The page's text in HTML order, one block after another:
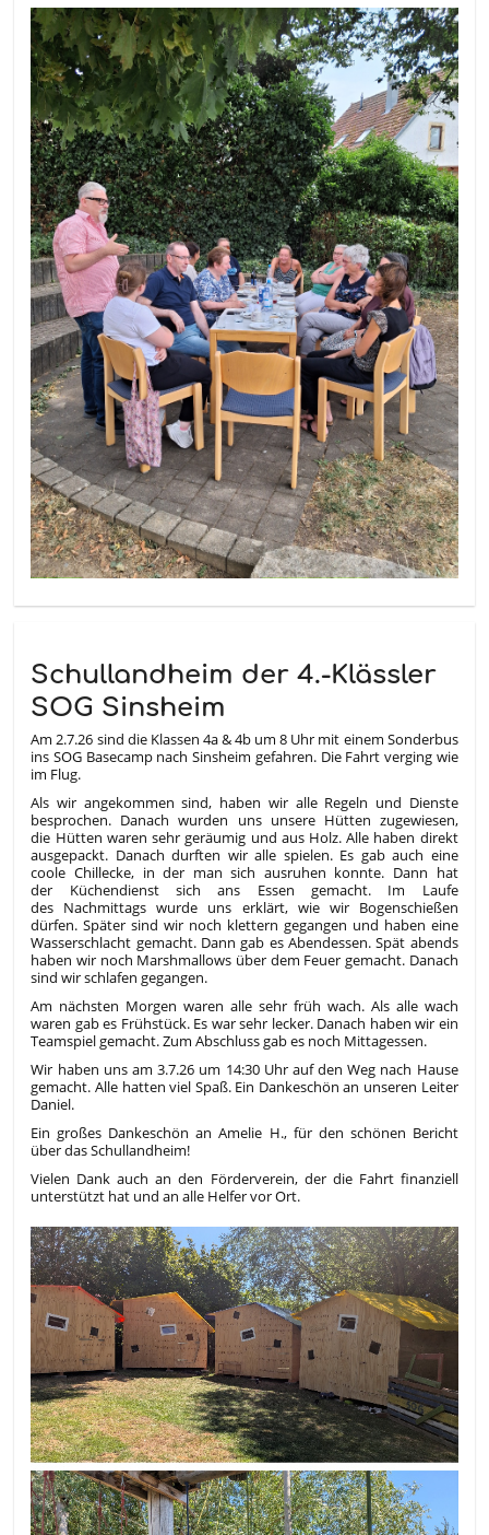
Schullandheim der 4.-Klässler
SOG Sinsheim
Am 2.7.26 sind die Klassen 4a & 4b um 8 Uhr mit einem Sonderbus
ins SOG Basecamp nach Sinsheim gefahren. Die Fahrt verging wie
im Flug.
Als wir angekommen sind, haben wir alle Regeln und Dienste
besprochen. Danach wurden uns unsere Hütten zugewiesen,
die Hütten waren sehr geräumig und aus Holz. Alle haben direkt
ausgepackt. Danach durften wir alle spielen. Es gab auch eine
coole Chillecke, in der man sich ausruhen konnte. Dann hat
der Küchendienst sich ans Essen gemacht. Im Laufe
des Nachmittags wurde uns erklärt, wie wir Bogenschießen
dürfen. Später sind wir noch klettern gegangen und haben eine
Wasserschlacht gemacht. Dann gab es Abendessen. Spät abends
haben wir noch Marshmallows über dem Feuer gemacht. Danach
sind wir schlafen gegangen.
Am nächsten Morgen waren alle sehr früh wach. Als alle wach
waren gab es Frühstück. Es war sehr lecker. Danach haben wir ein
Teamspiel gemacht. Zum Abschluss gab es noch Mittagessen.
Wir haben uns am 3.7.26 um 14:30 Uhr auf den Weg nach Hause
gemacht. Alle hatten viel Spaß. Ein Dankeschön an unseren Leiter
Daniel.
Ein großes Dankeschön an Amelie H., für den schönen Bericht
über das Schullandheim!
Vielen Dank auch an den Förderverein, der die Fahrt finanziell
unterstützt hat und an alle Helfer vor Ort.